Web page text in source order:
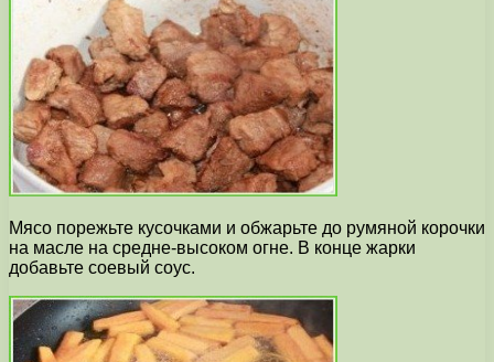
Мясо порежьте кусочками и обжарьте до румяной корочки
на масле на средне-высоком огне. В конце жарки
добавьте соевый соус.